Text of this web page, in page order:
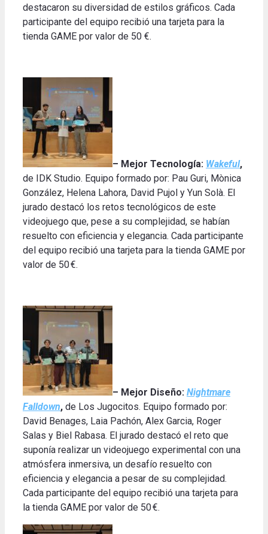
destacaron su diversidad de estilos gráficos. Cada
participante del equipo recibió una tarjeta para la
tienda GAME por valor de 50 €.
– Mejor Tecnología: Wakeful,
de IDK Studio. Equipo formado por: Pau Guri, Mònica
González, Helena Lahora, David Pujol y Yun Solà. El
jurado destacó los retos tecnológicos de este
videojuego que, pese a su complejidad, se habían
resuelto con eficiencia y elegancia. Cada participante
del equipo recibió una tarjeta para la tienda GAME por
valor de 50 €.
– Mejor Diseño: Nightmare
Falldown, de Los Jugocitos. Equipo formado por:
David Benages, Laia Pachón, Alex Garcia, Roger
Salas y Biel Rabasa. El jurado destacó el reto que
suponía realizar un videojuego experimental con una
atmósfera inmersiva, un desafío resuelto con
eficiencia y elegancia a pesar de su complejidad.
Cada participante del equipo recibió una tarjeta para
la tienda GAME por valor de 50 €.